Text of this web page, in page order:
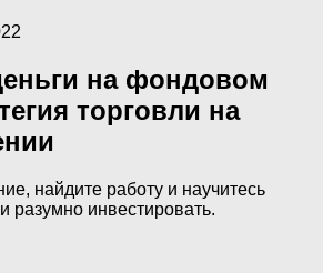
на фондовом
торговли на
найдите работу и научитесь
разумно инвестировать.